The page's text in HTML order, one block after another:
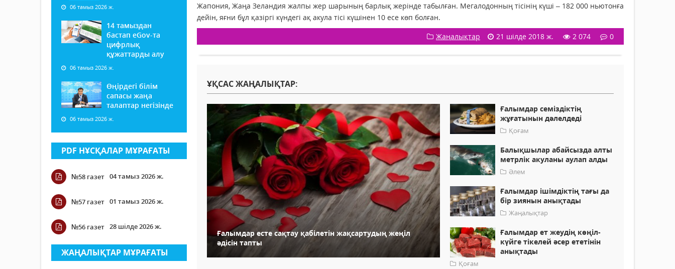
06 тамыз 2026 ж.
14 тамыздан
бастап еGov-та
цифрлық
құжаттарды алу
06 тамыз 2026 ж.
Өңірдегі білім
сапасы жаңа
талаптар негізінде
06 тамыз 2026 ж.
PDF НҰСҚАЛАР МҰРАҒАТЫ
№58 газет 04 тамыз 2026 ж.
№57 газет 01 тамыз 2026 ж.
№56 газет 28 шілде 2026 ж.
ЖАҢАЛЫҚТАР МҰРАҒАТЫ
Жапония, Жаңа Зеландия жалпы жер шарының барлық жерінде табылған. Мегалодонның тісінің күші – 182 000 ньютонға
дейін, яғни бұл қазіргі күндегі ақ акула тісі күшінен 10 есе көп болған.
Жаңалықтар
21 шілде 2018 ж. 2 074 0
ҰҚСАС ЖАҢАЛЫҚТАР:
Ғалымдар есте сақтау қабілетін жақсартудың жеңіл
әдісін тапты
Ғалымдар семіздіктің
жұғатынын дәлелдеді
Қоғам
Балықшылар абайсызда алты
метрлік акуланы аулап алды
Әлем
Ғалымдар ішімдіктің тағы да
бір зиянын анықтады
Жаңалықтар
Ғалымдар ет жеудің көңіл-
күйге тікелей әсер ететінін
анықтады
Қоғам